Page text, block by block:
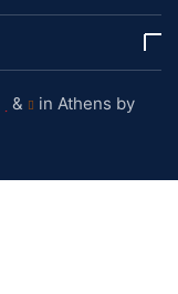
&
in Athens by